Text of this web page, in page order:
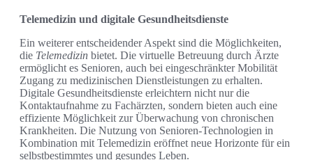
Telemedizin und digitale Gesundheitsdienste
Ein weiterer entscheidender Aspekt sind die Möglichkeiten,
die Telemedizin bietet. Die virtuelle Betreuung durch Ärzte
ermöglicht es Senioren, auch bei eingeschränkter Mobilität
Zugang zu medizinischen Dienstleistungen zu erhalten.
Digitale Gesundheitsdienste erleichtern nicht nur die
Kontaktaufnahme zu Fachärzten, sondern bieten auch eine
effiziente Möglichkeit zur Überwachung von chronischen
Krankheiten. Die Nutzung von Senioren-Technologien in
Kombination mit Telemedizin eröffnet neue Horizonte für ein
selbstbestimmtes und gesundes Leben.